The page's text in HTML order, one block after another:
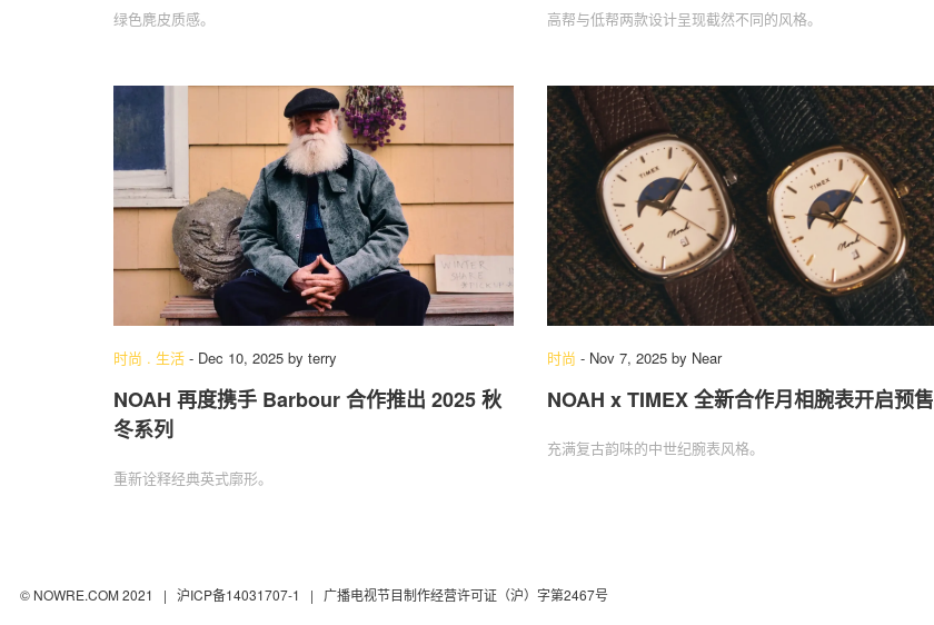
绿色麂皮质感。 高帮与低帮两款设计呈现截然不同的风格。
时尚 . 生活 - Dec 10, 2025 by terry
NOAH 再度携手 Barbour 合作推出 2025 秋
冬系列
重新诠释经典英式廓形。
时尚 - Nov 7, 2025 by Near
NOAH x TIMEX 全新合作月相腕表开启预售
充满复古韵味的中世纪腕表风格。
© NOWRE.COM 2021 | 沪ICP备14031707-1 | 广播电视节目制作经营许可证（沪）字第2467号